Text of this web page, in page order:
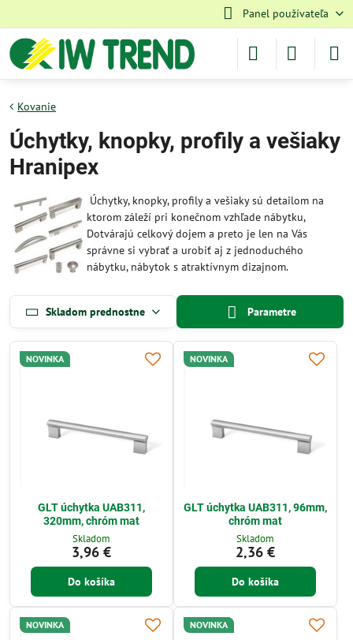
Panel používateľa
Kovanie
Úchytky, knopky, profily a vešiaky
Hranipex
Úchytky, knopky, profily a vešiaky sú detailom na
ktorom záleží pri konečnom vzhľade nábytku,
Dotvárajú celkový dojem a preto je len na Vás
správne si vybrať a urobiť aj z jednoduchého
nábytku, nábytok s atraktívnym dizajnom.
Skladom prednostne Parametre
NOVINKA
GLT úchytka UAB311,
320mm, chróm mat
Skladom
3,96 €
Do košíka
NOVINKA
GLT úchytka UAB311, 96mm,
chróm mat
Skladom
2,36 €
Do košíka
NOVINKA NOVINKA